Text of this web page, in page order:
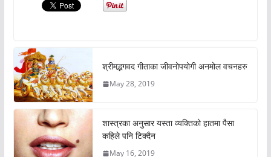
श्रीमद्भगवद गीताका जीवनोपयोगी अनमोल वचनहरु
May 28, 2019
शास्त्रका अनुसार यस्ता व्यक्तिको हातमा पैसा
कहिले पनि टिक्दैन
May 16, 2019